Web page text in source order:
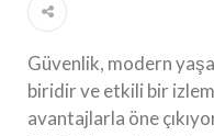
Güvenlik, modern
biridir ve etkili bir
avantajlarla öne